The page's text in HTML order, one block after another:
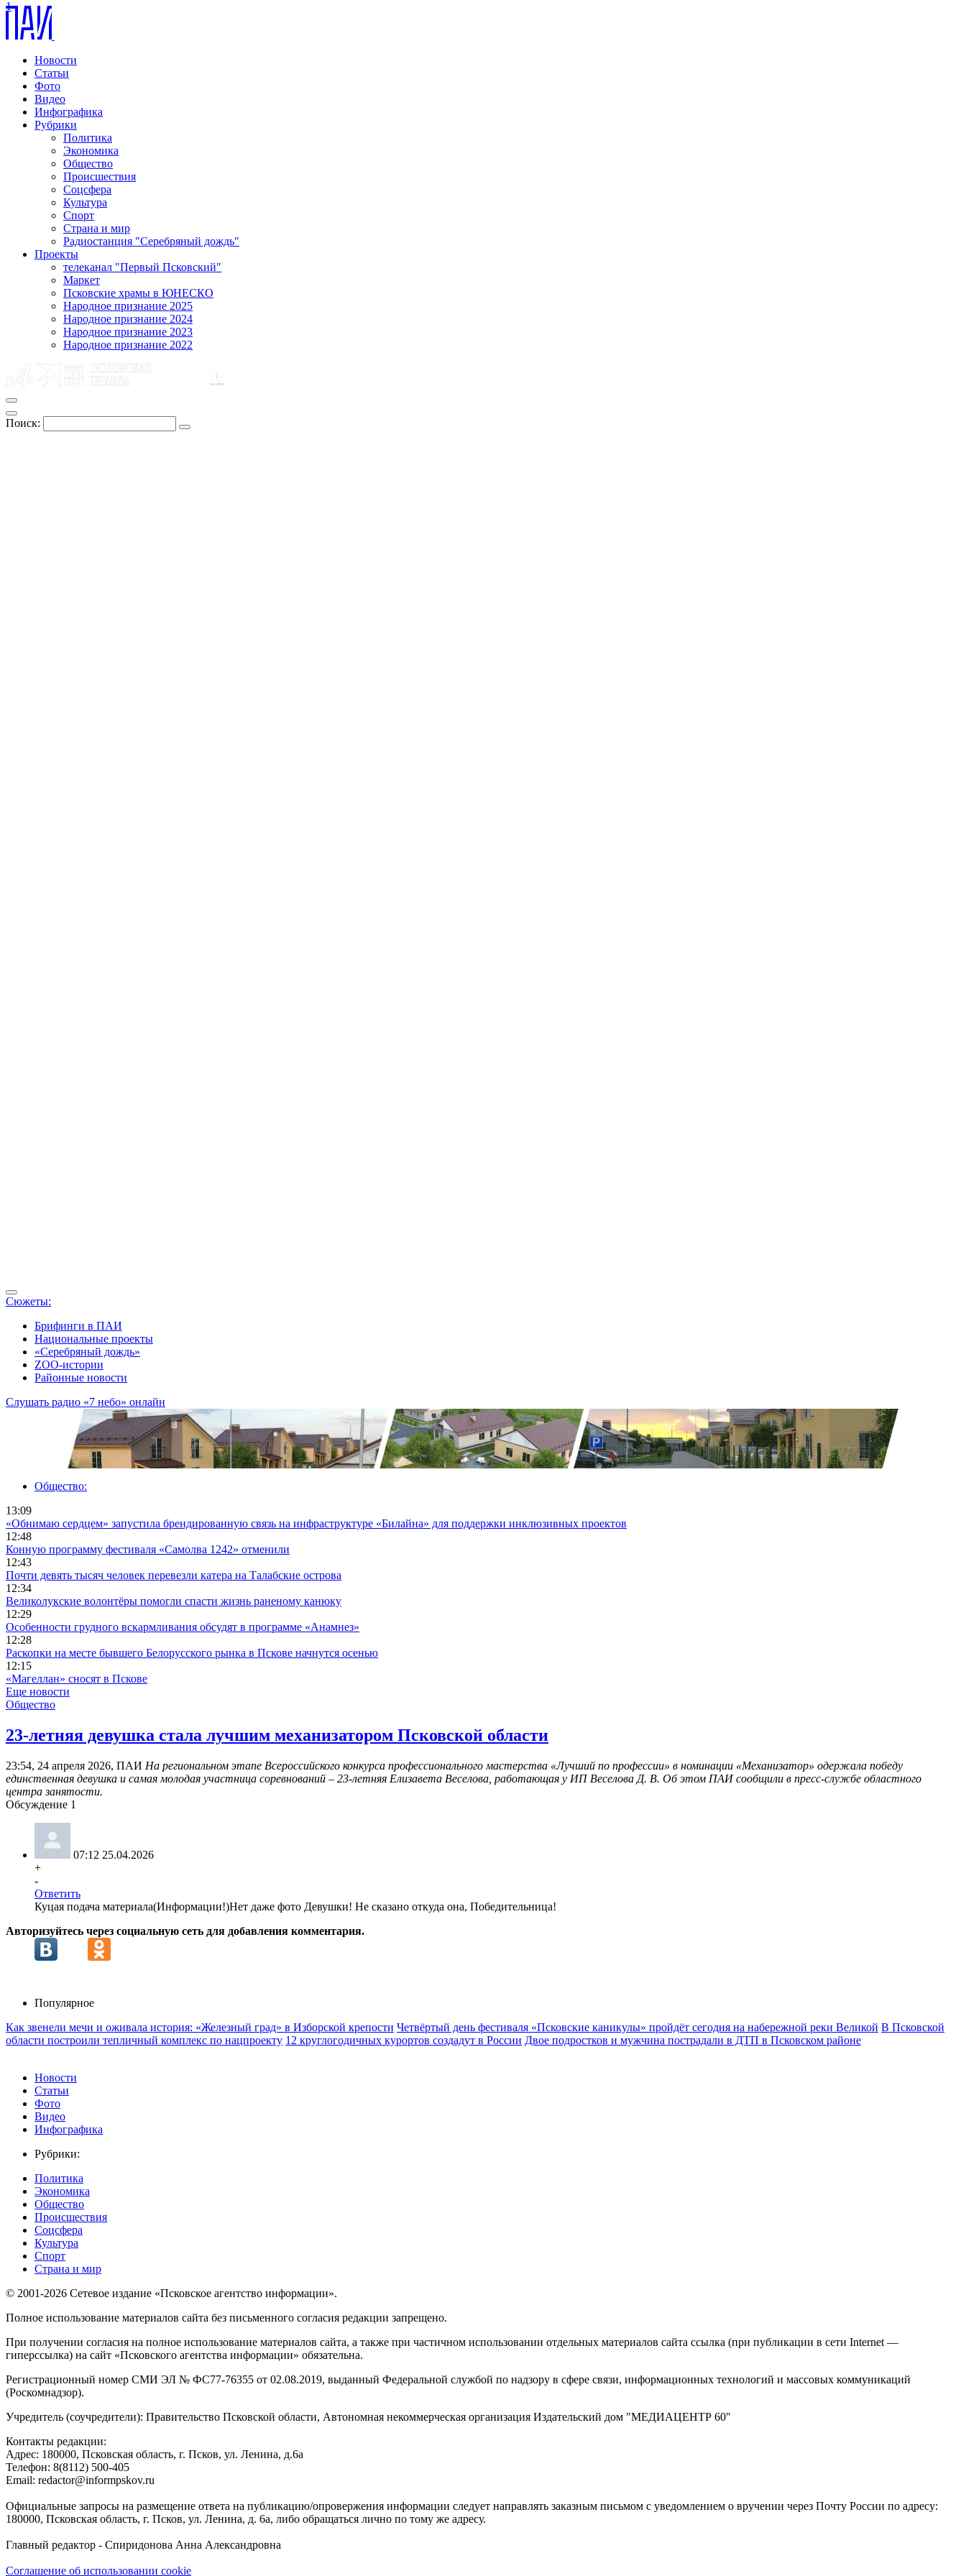
Новости
Статьи
Фото
Видео
Инфографика
Рубрики
Политика
Экономика
Общество
Происшествия
Соцсфера
Культура
Спорт
Страна и мир
Радиостанция "Серебряный дождь"
Проекты
телеканал "Первый Псковский"
Маркет
Псковские храмы в ЮНЕСКО
Народное признание 2025
Народное признание 2024
Народное признание 2023
Народное признание 2022
Поиск:
Сюжеты:
Брифинги в ПАИ
Национальные проекты
«Серебряный дождь»
ZOO-истории
Районные новости
Слушать радио «7 небо» онлайн
1
Общество:
13:09
«Обнимаю сердцем» запустила брендированную связь на инфраструктуре «Билайна» для поддержки инклюзивных проектов
12:48
Конную программу фестиваля «Самолва 1242» отменили
12:43
Почти девять тысяч человек перевезли катера на Талабские острова
12:34
Великолукские волонтёры помогли спасти жизнь раненому канюку
12:29
Особенности грудного вскармливания обсудят в программе «Анамнез»
12:28
Раскопки на месте бывшего Белорусского рынка в Пскове начнутся осенью
12:15
«Магеллан» сносят в Пскове
Еще новости
Общество
​23-летняя девушка стала лучшим механизатором Псковской области
23:54, 24 апреля 2026, ПАИ На региональном этапе Всероссийского конкурса профессионального мастерства «Лучший по профессии» в номинации «Механизатор» одержала победу
единственная девушка и самая молодая участница соревнований – 23-летняя Елизавета Веселова, работающая у ИП Веселова Д. В. Об этом ПАИ сообщили в пресс-службе областного
центра занятости.
Обсуждение 1
07:12 25.04.2026
+
-
Ответить
Куцая подача материала(Информации!)Нет даже фото Девушки! Не сказано откуда она, Победительница!
Авторизуйтесь через социальную сеть для добавления комментария.
Популярное
Как звенели мечи и оживала история: «Железный град» в Изборской крепости Четвёртый день фестиваля «Псковские каникулы» пройдёт сегодня на набережной реки Великой В Псковской
области построили тепличный комплекс по нацпроекту 12 круглогодичных курортов создадут в России Двое подростков и мужчина пострадали в ДТП в Псковском районе
Новости
Статьи
Фото
Видео
Инфографика
Рубрики:
Политика
Экономика
Общество
Происшествия
Соцсфера
Культура
Спорт
Страна и мир
© 2001-2026 Сетевое издание «Псковское агентство информации».
Полное использование материалов сайта без письменного согласия редакции запрещено.
При получении согласия на полное использование материалов сайта, а также при частичном использовании отдельных материалов сайта ссылка (при публикации в сети Internet —
гиперссылка) на сайт «Псковского агентства информации» обязательна.
Регистрационный номер СМИ ЭЛ № ФС77-76355 от 02.08.2019, выданный Федеральной службой по надзору в сфере связи, информационных технологий и массовых коммуникаций
(Роскомнадзор).
Учредитель (соучредители): Правительство Псковской области, Автономная некоммерческая организация Издательский дом "МЕДИАЦЕНТР 60"
Контакты редакции:
Адреc: 180000, Псковская область, г. Псков, ул. Ленина, д.6а
Телефон: 8(8112) 500-405
Email: redactor@informpskov.ru
Официальные запросы на размещение ответа на публикацию/опровержения информации следует направлять заказным письмом с уведомлением о вручении через Почту России по адресу:
180000, Псковская область, г. Псков, ул. Ленина, д. 6а, либо обращаться лично по тому же адресу.
Главный редактор - Спиридонова Анна Александровна
Соглашение об использовании cookie